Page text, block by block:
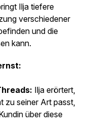
Ilja tiefere
verschiedener
und die
kann.
Ilja erörtert,
zu seiner Art passt,
über diese